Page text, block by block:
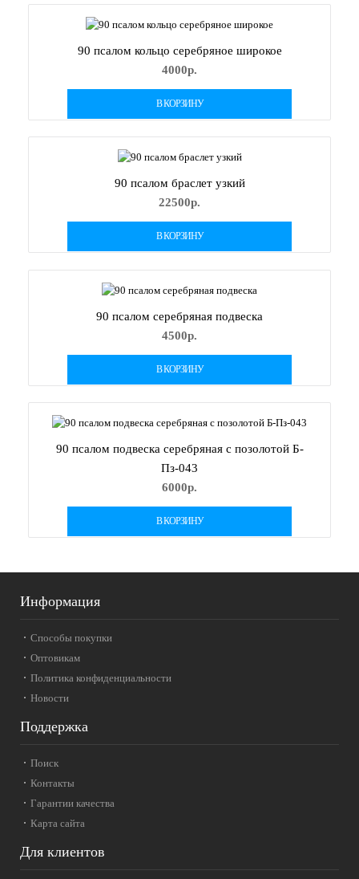
90 псалом кольцо серебряное широкое
4000р.
В КОРЗИНУ
90 псалом браслет узкий
22500р.
В КОРЗИНУ
90 псалом серебряная подвеска
4500р.
В КОРЗИНУ
90 псалом подвеска серебряная с позолотой Б-
Пз-043
6000р.
В КОРЗИНУ
Информация
Способы покупки
Оптовикам
Политика конфиденциальности
Новости
Поддержка
Поиск
Контакты
Гарантии качества
Карта сайта
Для клиентов